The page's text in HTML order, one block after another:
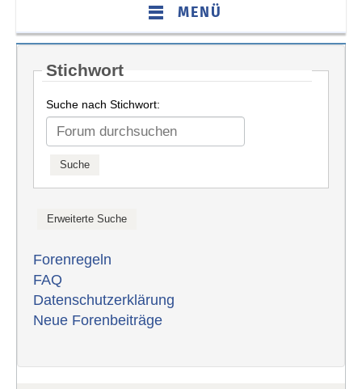
MENÜ
Stichwort
Suche nach Stichwort:
Forenregeln
FAQ
Datenschutzerklärung
Neue Forenbeiträge